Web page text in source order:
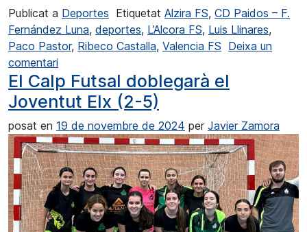
Publicat a Deportes Etiquetat Alzira FS, CD Paidos – F.
Fernández Luna, deportes, L’Alcora FS, Luis Llinares,
Paco Pastor, Ribeco Castalla, Valencia FS Deixa un
comentari
El Calp Futsal doblegarà el
Joventut Elx (2-5)
posat en 19 de novembre de 2024 per Javier Zamora